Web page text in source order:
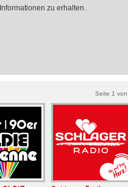
zu erhalten.
Seite 1 von